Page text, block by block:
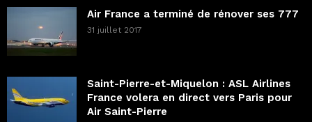
Air France a terminé de rénover ses 777
31 juillet 2017
Saint-Pierre-et-Miquelon : ASL Airlines
France volera en direct vers Paris pour
Air Saint-Pierre